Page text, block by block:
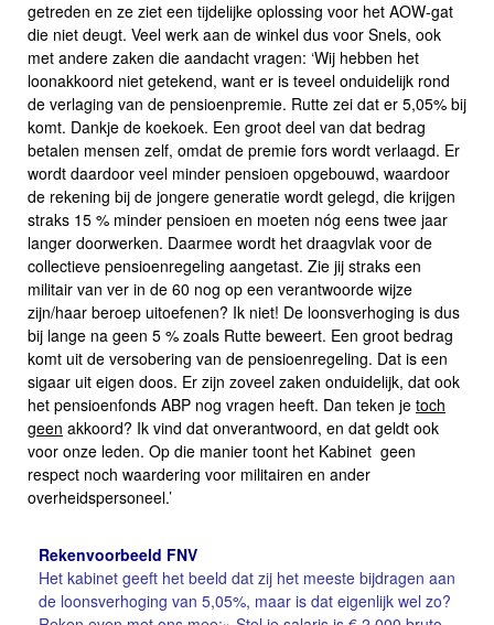
getreden en ze ziet een tijdelijke oplossing voor het AOW-gat
die niet deugt. Veel werk aan de winkel dus voor Snels, ook
met andere zaken die aandacht vragen: ‘Wij hebben het
loonakkoord niet getekend, want er is teveel onduidelijk rond
de verlaging van de pensioenpremie. Rutte zei dat er 5,05% bij
komt. Dankje de koekoek. Een groot deel van dat bedrag
betalen mensen zelf, omdat de premie fors wordt verlaagd. Er
wordt daardoor veel minder pensioen opgebouwd, waardoor
de rekening bij de jongere generatie wordt gelegd, die krijgen
straks 15 % minder pensioen en moeten nóg eens twee jaar
langer doorwerken. Daarmee wordt het draagvlak voor de
collectieve pensioenregeling aangetast. Zie jij straks een
militair van ver in de 60 nog op een verantwoorde wijze
zijn/haar beroep uitoefenen? Ik niet! De loonsverhoging is dus
bij lange na geen 5 % zoals Rutte beweert. Een groot bedrag
komt uit de versobering van de pensioenregeling. Dat is een
sigaar uit eigen doos. Er zijn zoveel zaken onduidelijk, dat ook
het pensioenfonds ABP nog vragen heeft. Dan teken je toch
geen akkoord? Ik vind dat onverantwoord, en dat geldt ook
voor onze leden. Op die manier toont het Kabinet geen
respect noch waardering voor militairen en ander
overheidspersoneel.’
Rekenvoorbeeld FNV
Het kabinet geeft het beeld dat zij het meeste bijdragen aan
de loonsverhoging van 5,05%, maar is dat eigenlijk wel zo?